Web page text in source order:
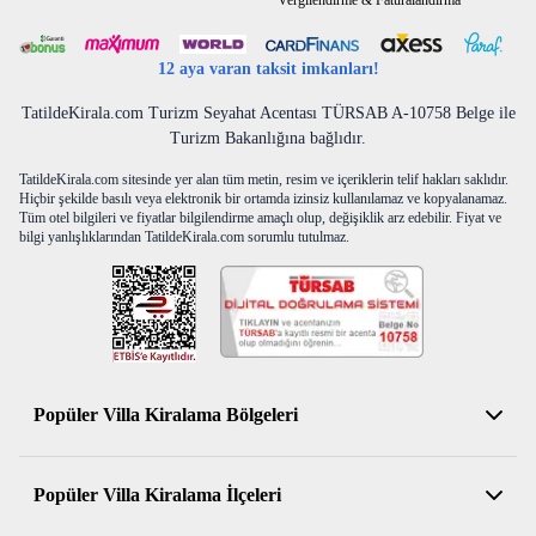
fırın,
Ev kapasite 4 yetişkin ve 2 çocuk (0-11 yas).
- İlave yatak mevcut değildir,
- Bebek park yatak ve mama sandalyesi ücretsiz olarak
verilmektedir, varış günündeki müsaitliğe bağlıdır.
- Evcil hayvanlara izin verilmez.
- Terasta ve tesisin alanında barbekü yapılmasına izin
verilmemektedir,
- Evin içinde sigara içmek yasaktır.
Izmir Havaalanı – 145km
Akbük – 10km
Bodrum merkez – 81km
12 aya varan taksit imkanları!
TatildeKirala.com Turizm Seyahat Acentası TÜRSAB A-10758 Belge ile
Turizm Bakanlığına bağlıdır.
TatildeKirala.com sitesinde yer alan tüm metin, resim ve içeriklerin telif hakları saklıdır.
Hiçbir şekilde basılı veya elektronik bir ortamda izinsiz kullanılamaz ve kopyalanamaz.
Tüm otel bilgileri ve fiyatlar bilgilendirme amaçlı olup, değişiklik arz edebilir. Fiyat ve
bilgi yanlışlıklarından TatildeKirala.com sorumlu tutulmaz.
Popüler Villa Kiralama Bölgeleri
Antalya Kiralık Villa
Muğla Kiralık Villa
Popüler Villa Kiralama İlçeleri